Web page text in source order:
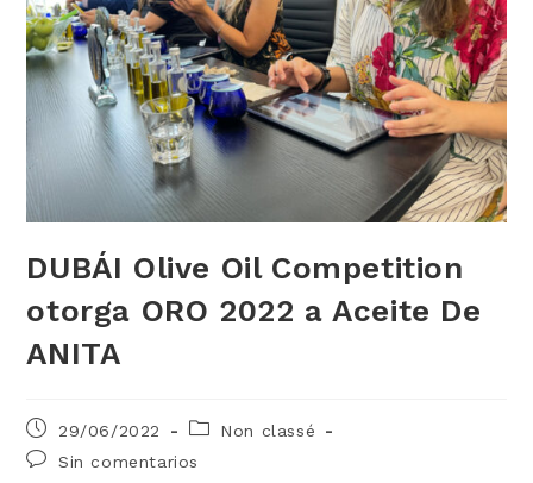
DUBÁI Olive Oil Competition
otorga ORO 2022 a Aceite De
ANITA
Publicación
de
la
29/06/2022
Categoría
la
Non classé
Comentarios
Sin comentarios